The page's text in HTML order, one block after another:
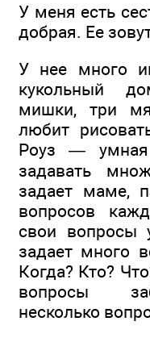
У меня есть
добрая. Ее
У нее много
кукольный
мишки, три
любит
Роуз —
задавать
задает маме,
вопросов
свои вопросы
задает много
Когда? Кто?
вопросы
несколько